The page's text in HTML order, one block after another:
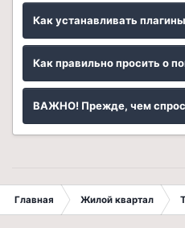
Как устанавливать плагины
Как правильно просить о
ВАЖНО! Прежде, чем
Главная Жилой квартал